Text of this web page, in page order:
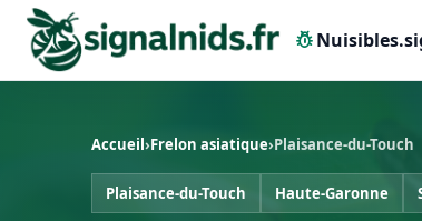
pest_control
Accueil›Frelon asiatique›Plaisance-du-Touch
Plaisance-du-Touch Haute-Garonne